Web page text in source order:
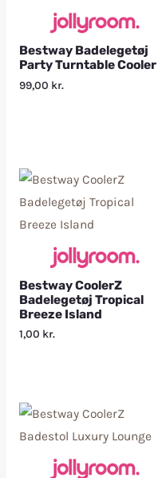
Bestway Badelegetøj
Party Turntable Cooler
99,00 kr.
Bestway CoolerZ
Badelegetøj Tropical
Breeze Island
1,00 kr.